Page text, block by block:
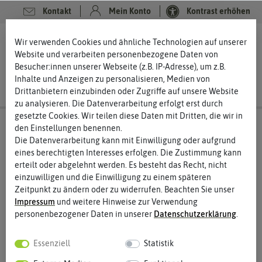
Kontakt Mein Konto Kontrast erhöhen
0 0
Wir verwenden Cookies und ähnliche Technologien auf unserer
Website und verarbeiten personenbezogene Daten von
Besucher:innen unserer Webseite (z.B. IP-Adresse), um z.B.
Inhalte und Anzeigen zu personalisieren, Medien von
Drittanbietern einzubinden oder Zugriffe auf unsere Website
zu analysieren. Die Datenverarbeitung erfolgt erst durch
gesetzte Cookies. Wir teilen diese Daten mit Dritten, die wir in
den Einstellungen benennen.
Die Datenverarbeitung kann mit Einwilligung oder aufgrund
eines berechtigten Interesses erfolgen. Die Zustimmung kann
erteilt oder abgelehnt werden. Es besteht das Recht, nicht
einzuwilligen und die Einwilligung zu einem späteren
Zeitpunkt zu ändern oder zu widerrufen. Beachten Sie unser
Impressum und weitere Hinweise zur Verwendung
personenbezogener Daten in unserer Daten­schutz­erklärung.
Essenziell Statistik